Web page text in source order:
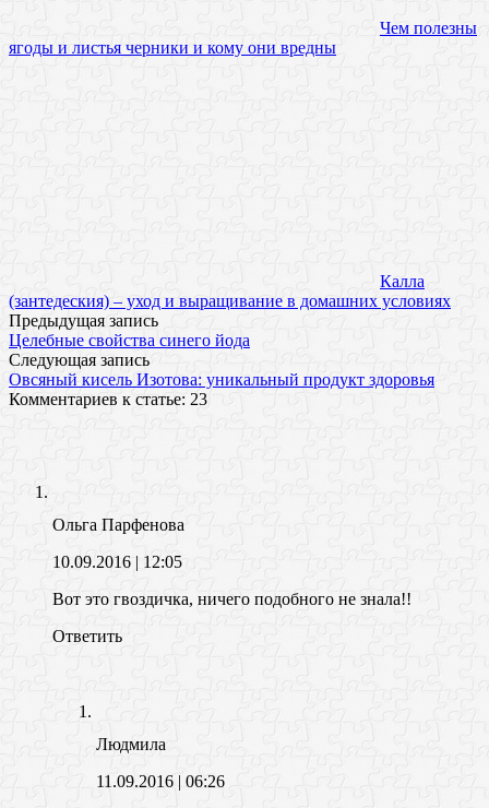
Чем полезны
ягоды и листья черники и кому они вредны
Калла
(зантедеския) – уход и выращивание в домашних условиях
Предыдущая запись
Целебные свойства синего йода
Следующая запись
Овсяный кисель Изотова: уникальный продукт здоровья
Комментариев к статье: 23
Ольга Парфенова
10.09.2016 | 12:05
Вот это гвоздичка, ничего подобного не знала!!
Ответить
Людмила
11.09.2016 | 06:26